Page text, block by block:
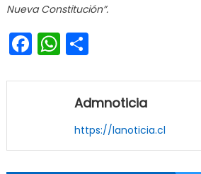
Nueva Constitución”.
Facebook
WhatsApp
Share
Admnoticia
https://lanoticia.cl